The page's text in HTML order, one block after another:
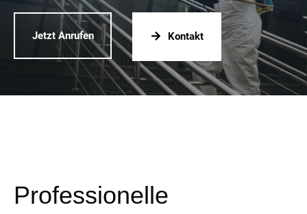
Jetzt Anrufen Kontakt
Professionelle